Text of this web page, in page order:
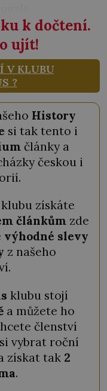
k dočtení.
ujít!
V KLUBU
?
History
si tak tento i
články a
českou i
klubu získáte
článkůmzde
výhodné slevy
z našeho
klubu stojí
a můžete ho
členství
vybrat roční
získat tak 2
.